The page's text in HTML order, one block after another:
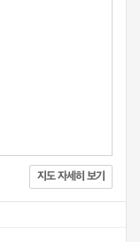
지도 자세히 보기